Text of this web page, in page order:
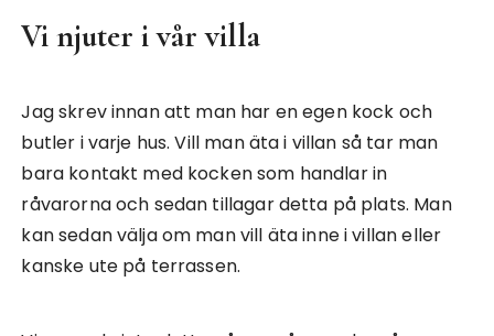
Vi njuter i vår villa
Jag skrev innan att man har en egen kock och
butler i varje hus. Vill man äta i villan så tar man
bara kontakt med kocken som handlar in
råvarorna och sedan tillagar detta på plats. Man
kan sedan välja om man vill äta inne i villan eller
kanske ute på terrassen.